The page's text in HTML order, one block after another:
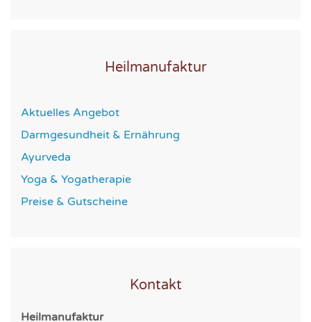
Heilmanufaktur
Aktuelles Angebot
Darmgesundheit & Ernährung
Ayurveda
Yoga & Yogatherapie
Preise & Gutscheine
Kontakt
Heilmanufaktur